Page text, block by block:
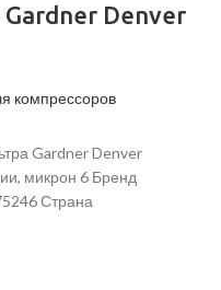
Denver
компрессоров
Gardner Denver
микрон 6 Бренд
Страна